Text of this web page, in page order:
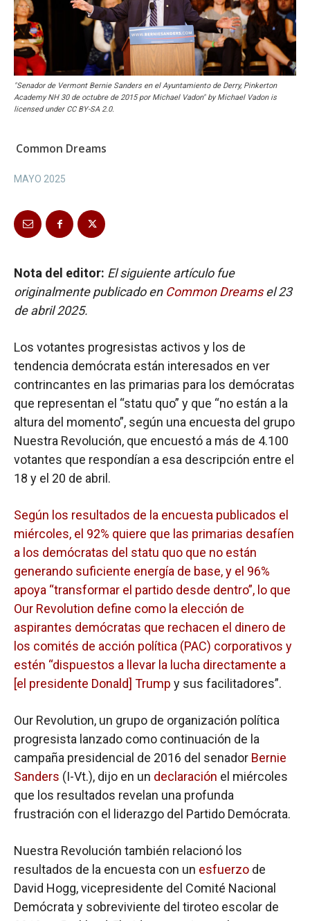
"Senador de Vermont Bernie Sanders en el Ayuntamiento de Derry, Pinkerton
Academy NH 30 de octubre de 2015 por Michael Vadon" by Michael Vadon is
licensed under CC BY-SA 2.0.
Common Dreams
MAYO 2025
Nota del editor: El siguiente artículo fue
originalmente publicado en Common Dreamsel 23
de abril 2025.
Los votantes progresistas activos y los de
tendencia demócrata están interesados en ver
contrincantes en las primarias para los demócratas
que representan el “statu quo” y que “no están a la
altura del momento”, según una encuesta del grupo
Nuestra Revolución, que encuestó a más de 4.100
votantes que respondían a esa descripción entre el
18 y el 20 de abril.
Según los resultados de la encuesta publicados el
miércoles, el 92% quiere que las primarias desafíen
a los demócratas del statu quo que no están
generando suficiente energía de base, y el 96%
apoya “transformar el partido desde dentro”, lo que
Our Revolution define como la elección de
aspirantes demócratas que rechacen el dinero de
los comités de acción política (PAC) corporativos y
estén “dispuestos a llevar la lucha directamente a
[el presidente Donald] Trump y sus facilitadores”.
Our Revolution, un grupo de organización política
progresista lanzado como continuación de la
campaña presidencial de 2016 del senador Bernie
Sanders (I-Vt.), dijo en un declaración el miércoles
que los resultados revelan una profunda
frustración con el liderazgo del Partido Demócrata.
Nuestra Revolución también relacionó los
resultados de la encuesta con un esfuerzo de
David Hogg, vicepresidente del Comité Nacional
Demócrata y sobreviviente del tiroteo escolar de